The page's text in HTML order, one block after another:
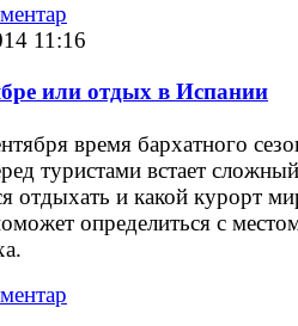
11:16
или отдых в Испании
время бархатного
туристами встает сложный
отдыхать и какой курорт
определиться с